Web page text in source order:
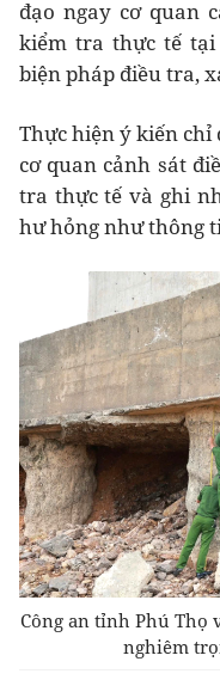
đạo ngay cơ quan
kiểm tra thực tế
biện pháp điều tra,
Thực hiện ý kiến chỉ
cơ quan cảnh sát
tra thực tế và ghi
hư hỏng như thông
Công an tỉnh Phú Thọ
nghiêm